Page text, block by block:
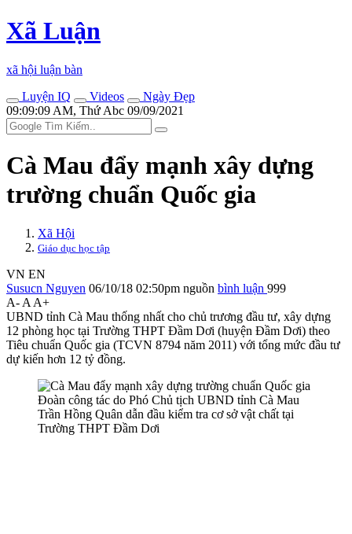
Xã Luận
xã hội luận bàn
Luyện IQ
Videos
Ngày Đẹp
09:09:09 AM, Thứ Abc 09/09/2021
Cà Mau đẩy mạnh xây dựng
trường chuẩn Quốc gia
Xã Hội
Giáo dục học tập
VN EN
Susucn Nguyen 06/10/18 02:50pm nguồn bình luận 999
A- A A+
UBND tỉnh Cà Mau thống nhất cho chủ trương đầu tư, xây dựng
12 phòng học tại Trường THPT Đầm Dơi (huyện Đầm Dơi) theo
Tiêu chuẩn Quốc gia (TCVN 8794 năm 2011) với tổng mức đầu tư
dự kiến hơn 12 tỷ đồng.
Đoàn công tác do Phó Chủ tịch UBND tỉnh Cà Mau
Trần Hồng Quân dẫn đầu kiểm tra cơ sở vật chất tại
Trường THPT Đầm Dơi